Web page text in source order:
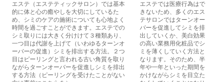
エステ（エステティックサロン）では基本
的に体と心の癒やしを大切にしているた
め、シミのケアの施術についても心地よく
時間を過ごすことができます。エステでの
シミ取りには大きく分けけて３種類あり、
一つ目は代謝を上げて（いわゆるターンオ
ーバーの促進）シミを排出する方法。２つ
目はピーリングと言われる古い角質を取り
ながらターンオーバーを促進しシミを排出
する方法（ピーリングを受けたことがない
エステでは医療行為はで
きないため、多くのエス
テサロンではターンオー
バーを促進してシミを排
出していくか、美白効果
の高い業務用化粧品でシ
ミを薄くしていく方法と
なります。そのため、半
年や一年といった期間を
かけながらシミを目立た